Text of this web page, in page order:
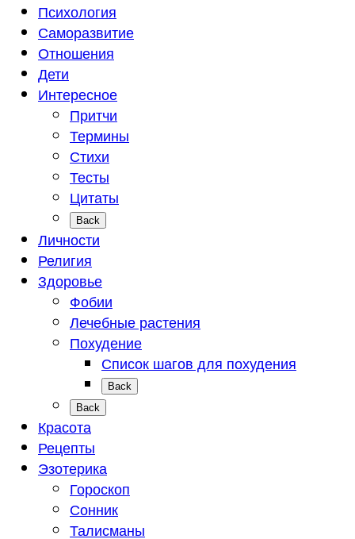
Психология
Саморазвитие
Отношения
Дети
Интересное
Притчи
Термины
Стихи
Тесты
Цитаты
Back
Личности
Религия
Здоровье
Фобии
Лечебные растения
Похудение
Список шагов для похудения
Back
Back
Красота
Рецепты
Эзотерика
Гороскоп
Сонник
Талисманы